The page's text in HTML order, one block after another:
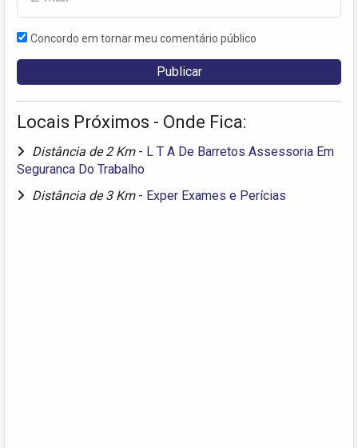
Concordo em tornar meu comentário público
Locais Próximos - Onde Fica:
Distância de 2 Km - L T A De Barretos Assessoria Em
Seguranca Do Trabalho
Distância de 3 Km - Exper Exames e Perícias